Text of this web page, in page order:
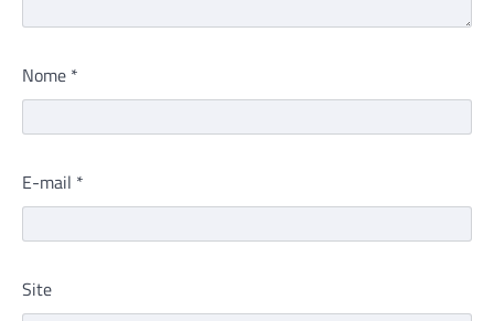
Nome *
E-mail *
Site